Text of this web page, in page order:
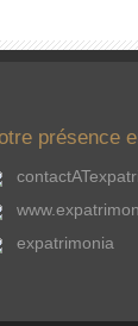
présence
expatrimonia